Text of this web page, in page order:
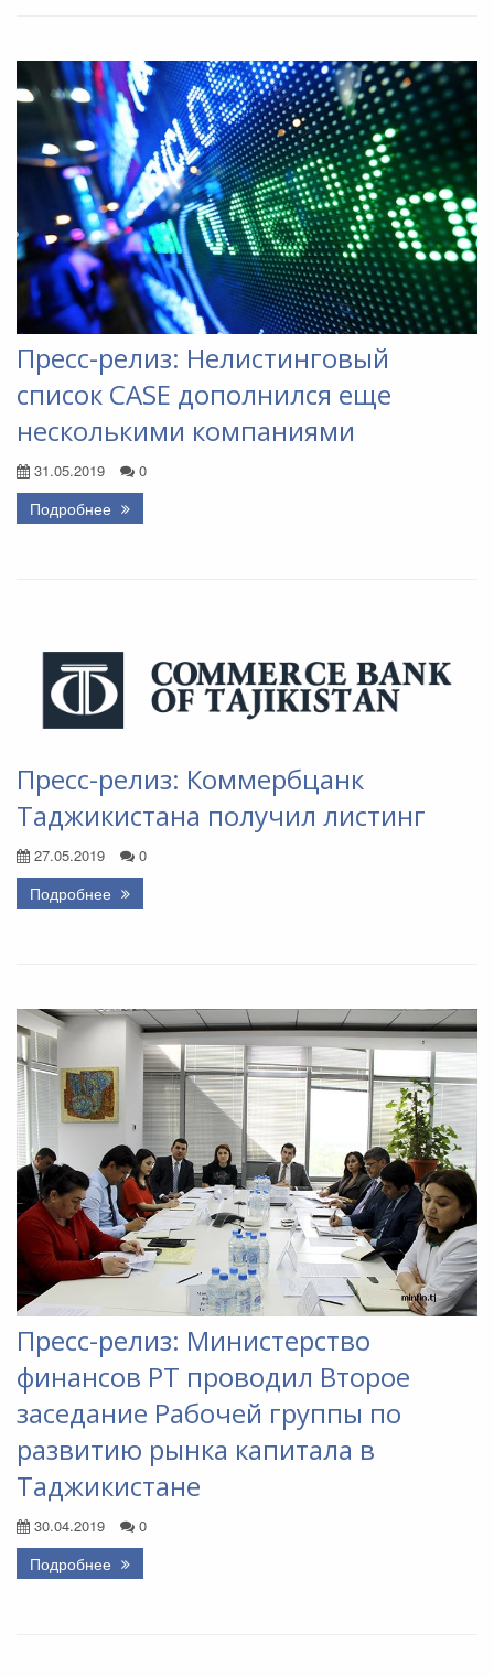
Пресс-релиз: Нелистинговый
список CASE дополнился еще
несколькими компаниями
31.05.2019 0
Подробнее
Пресс-релиз: Коммербцанк
Таджикистана получил листинг
27.05.2019 0
Подробнее
Пресс-релиз: Министерство
финансов РТ проводил Второе
заседание Рабочей группы по
развитию рынка капитала в
Таджикистане
30.04.2019 0
Подробнее